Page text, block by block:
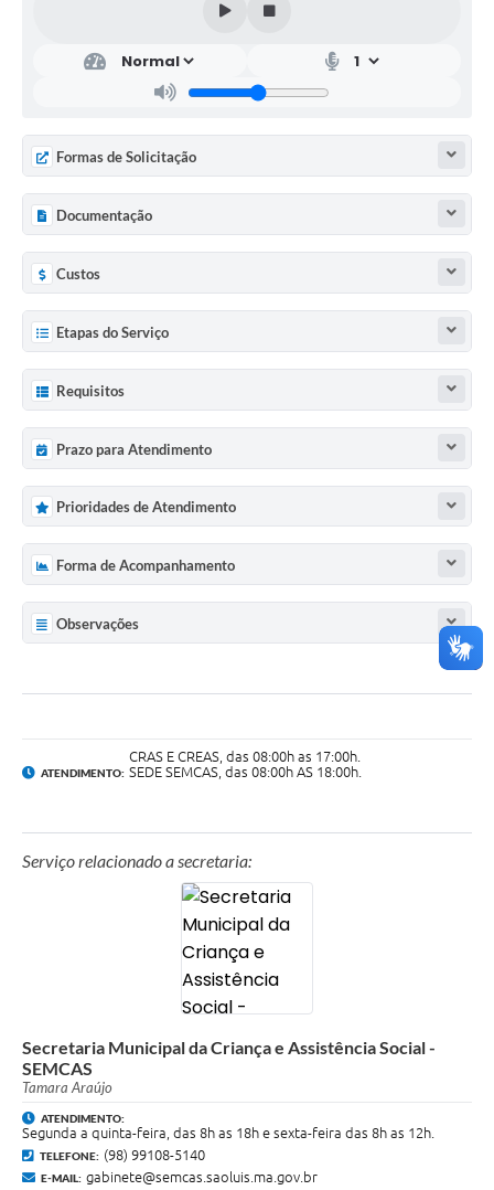
Formas de Solicitação
Documentação
Custos
Etapas do Serviço
Requisitos
Prazo para Atendimento
Prioridades de Atendimento
Forma de Acompanhamento
Observações
ATENDIMENTO:
CRAS E CREAS, das 08:00h as 17:00h.
SEDE SEMCAS, das 08:00h AS 18:00h.
Serviço relacionado a secretaria:
Secretaria Municipal da Criança e Assistência Social -
SEMCAS
Tamara Araújo
ATENDIMENTO:
Segunda a quinta-feira, das 8h as 18h e sexta-feira das 8h as 12h.
TELEFONE: (98) 99108-5140
E-MAIL: gabinete@semcas.saoluis.ma.gov.br